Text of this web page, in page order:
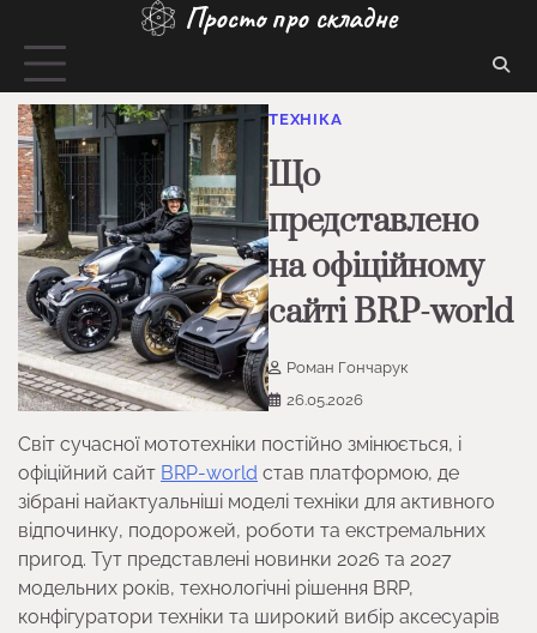
вмісту
Просто про складне
ТЕХНІКА
Що
представлено
на офіційному
сайті BRP-world
Роман Гончарук
26.05.2026
Світ сучасної мототехніки постійно змінюється, і
офіційний сайт BRP-world став платформою, де
зібрані найактуальніші моделі техніки для активного
відпочинку, подорожей, роботи та екстремальних
пригод. Тут представлені новинки 2026 та 2027
модельних років, технологічні рішення BRP,
конфігуратори техніки та широкий вибір аксесуарів